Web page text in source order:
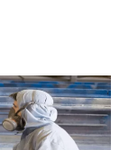
t
i
o